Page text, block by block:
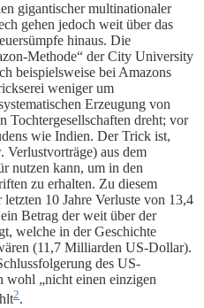
gigantischer multinationaler
gehen jedoch weit über das
hinaus. Die
Methode“ der City University
beispielsweise bei Amazons
weniger um
Erzeugung von
Tochtergesellschaften dreht; vor
wie Indien. Der Trick ist,
Verlustvorträge) aus dem
nutzen kann, um in den
zu erhalten. Zu diesem
10 Jahre Verluste von 13,4
Betrag der weit über der
welche in der Geschichte
(11,7 Milliarden US-Dollar).
des US-
wohl „nicht einen einzigen
2.